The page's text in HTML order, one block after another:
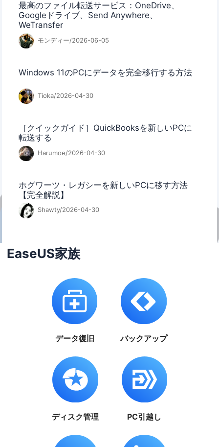
最高のファイル転送サービス：OneDrive、
Googleドライブ、Send Anywhere、
WeTransfer
モンディー/2026-06-05
Windows 11のPCにデータを完全移行する方法
Tioka/2026-04-30
［クイックガイド］QuickBooksを新しいPCに
転送する
Harumoe/2026-04-30
ホグワーツ・レガシーを新しいPCに移す方法
【完全解説】
Shawty/2026-04-30
EaseUS家族
データ復旧 バックアップ
ディスク管理 PC引越し